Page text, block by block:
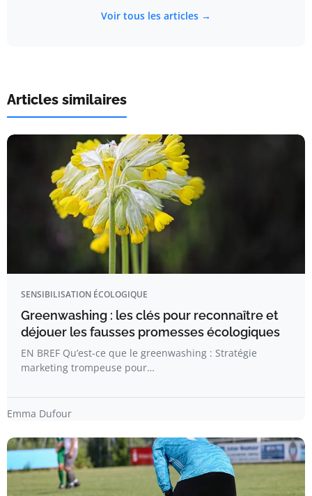
Voir tous les articles →
Articles similaires
SENSIBILISATION ÉCOLOGIQUE
Greenwashing : les clés pour reconnaître et
déjouer les fausses promesses écologiques
EN BREF Qu’est-ce que le greenwashing : Stratégie
marketing trompeuse pour…
Emma Dufour